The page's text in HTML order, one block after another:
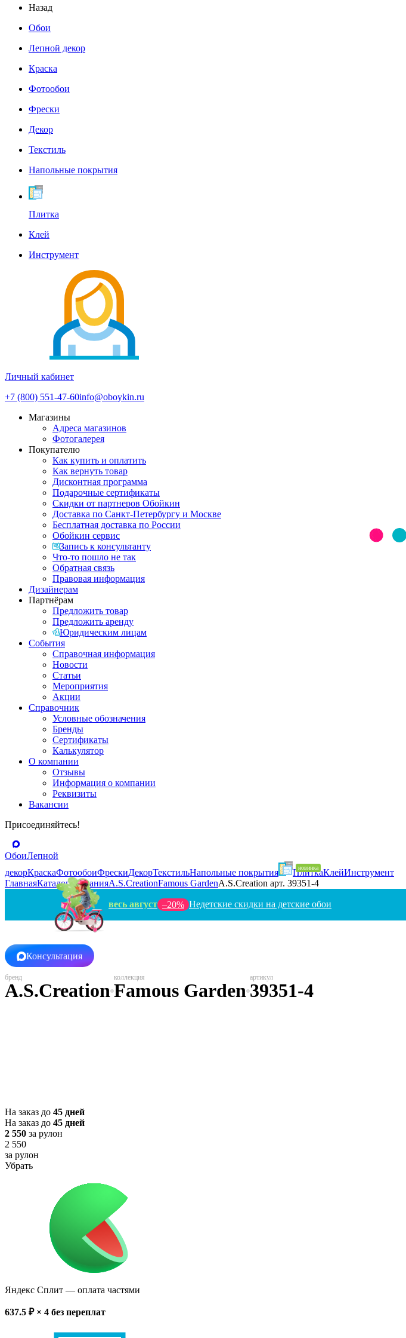
Назад
Обои
Лепной декор
Краска
Фотообои
Фрески
Декор
Текстиль
Напольные покрытия
Плитка
Клей
Инструмент
Личный кабинет
+7 (800) 551-47-60info@oboykin.ru
Магазины
Адреса магазинов
Фотогалерея
Покупателю
Как купить и оплатить
Как вернуть товар
Дисконтная программа
Подарочные сертификаты
Скидки от партнеров Обойкин
Доставка по Санкт-Петербургу и Москве
Бесплатная доставка по России
Обойкин сервис
Запись к консультанту
Что-то пошло не так
Обратная связь
Правовая информация
Дизайнерам
Партнёрам
Предложить товар
Предложить аренду
Юридическим лицам
События
Справочная информация
Новости
Статьи
Мероприятия
Акции
Справочник
Условные обозначения
Бренды
Сертификаты
Калькулятор
О компании
Отзывы
Информация о компании
Реквизиты
Вакансии
Присоединяйтесь!
ОбоиЛепной
декорКраскаФотообоиФрескиДекорТекстильНапольные покрытия ПлиткаКлейИнструмент
ГлавнаяКаталогГерманияA.S.CreationFamous GardenA.S.Creation арт. 39351-4
весь август –20% Недетские скидки на детские обои
Консультация
A.S.CreationFamous Garden39351-4
На заказ до 45 дней
На заказ до 45 дней
2 550 за рулон
2 550
за рулон
Убрать
Яндекс Сплит — оплата частями
637.5 ₽ × 4 без переплат